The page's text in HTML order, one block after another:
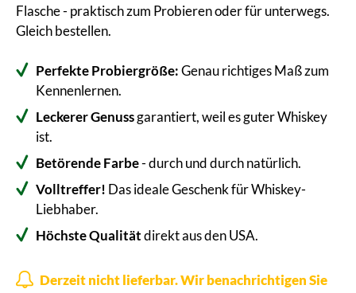
Flasche - praktisch zum Probieren oder für unterwegs.
Gleich bestellen.
Perfekte Probiergröße:Genau richtiges Maß zum
Kennenlernen.
Leckerer Genussgarantiert, weil es guter Whiskey
ist.
Betörende Farbe- durch und durch natürlich.
Volltreffer! Das ideale Geschenk für Whiskey-
Liebhaber.
Höchste Qualitätdirekt aus den USA.
Derzeit nicht lieferbar. Wir benachrichtigen Sie